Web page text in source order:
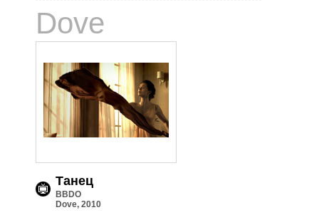
Dove
Танец
BBDO
Dove, 2010